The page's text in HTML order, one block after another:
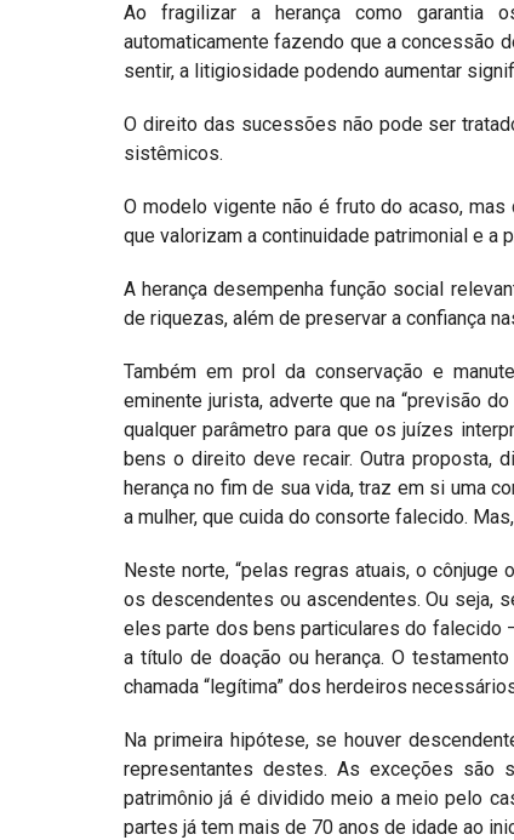
Ao fragilizar a herança como garantia
automaticamente fazendo que a concessão
sentir, a litigiosidade podendo aumentar
O direito das sucessões não pode ser
sistêmicos.
O modelo vigente não é fruto do acaso,
que valorizam a continuidade patrimonial e a
A herança desempenha função social
de riquezas, além de preservar a confiança
Também em prol da conservação e
eminente jurista, adverte que na “previsão
qualquer parâmetro para que os juízes
bens o direito deve recair. Outra proposta,
herança no fim de sua vida, traz em si uma
a mulher, que cuida do consorte falecido.
Neste norte, “pelas regras atuais, o
os descendentes ou ascendentes. Ou seja,
eles parte dos bens particulares do falecido
a título de doação ou herança. O
chamada “legítima” dos herdeiros
Na primeira hipótese, se houver
representantes destes. As exceções são
patrimônio já é dividido meio a meio pelo
partes já tem mais de 70 anos de idade ao